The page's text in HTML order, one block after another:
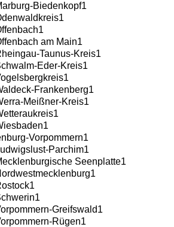
Biedenkopf1
1
1
am Main1
Taunus-Kreis1
Eder-Kreis1
1
Frankenberg1
Meißner-Kreis1
1
1
Vorpommern1
Parchim1
Seenplatte1
1
1
1
Greifswald1
Rügen1